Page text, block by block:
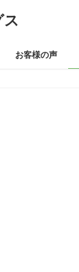
お客様の声